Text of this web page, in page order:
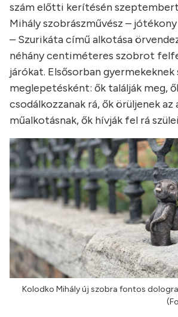
szám előtti kerítésén
Mihály szobrászművész –
– Szurikáta című alkotása
néhány centiméteres szobrot
járókat. Elsősorban gyermekeknek
meglepetésként: ők találják meg,
csodálkozzanak rá, ők örüljenek az
műalkotásnak, ők hívják fel rá
Kolodko Mihály új szobra fontos